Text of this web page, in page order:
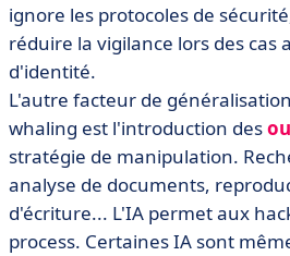
ignore les protocoles de
réduire la vigilance lors des cas
d'identité.
L'autre facteur de
whaling est l'introduction des
stratégie de manipulation.
analyse de documents,
d'écriture... L'IA permet aux
process. Certaines IA sont